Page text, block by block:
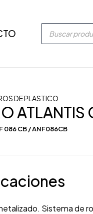
DE PLASTICO
ATLANTIS
086 CB / ANF086CB
Sistema de